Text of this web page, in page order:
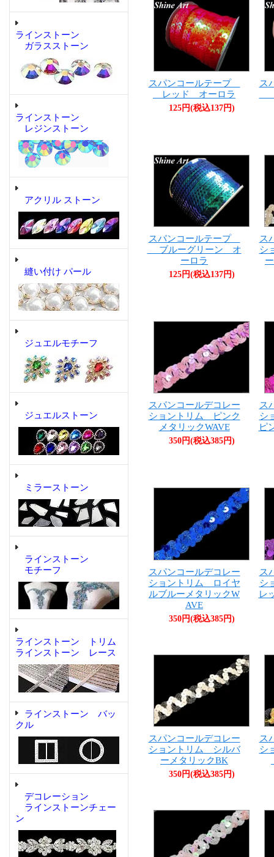
ラインストーン
ガラスストーン
ラインストーン
レジンストーン
アクリル ストーン
縫い付け パール
ジュエルモチーフ
ジュエルストーン
ミラーストーン
ラインストーン
モチーフ
ラインストーン トリム
ラインストーン レース
ラインストーン バッ
クル
デコレーション
ラインストーンチェー
ン
スパンコールテープ
レッド オーロラ
125円(税込137円)
ス
スパンコールテープ
ブルーグリーン オ
ーロラ
125円(税込137円)
ス
シ
スパンコールデコレー
ショントリム ピンク
メタリックWAVE
350円(税込385円)
ス
シ
ピ
スパンコールデコレー
ショントリム ロイヤ
ルブルーメタリックW
AVE
350円(税込385円)
ス
シ
レ
スパンコールデコレー
ショントリム シルバ
ーメタリックBK
350円(税込385円)
ス
シ